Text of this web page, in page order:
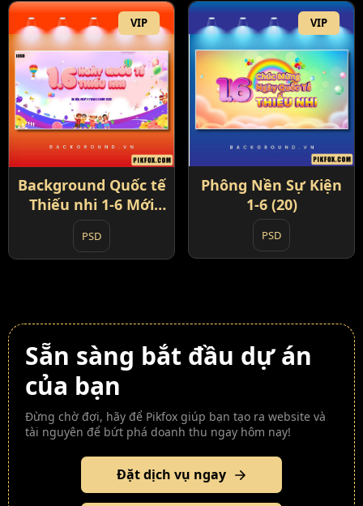
VIP
Background Quốc tế
Thiếu nhi 1-6 Mới
Nhất (19)
PSD
VIP
Phông Nền Sự Kiện
1-6 (20)
PSD
Sẵn sàng bắt đầu dự án
của bạn
Đừng chờ đợi, hãy để Pikfox giúp bạn tạo ra website và
tài nguyên để bứt phá doanh thu ngay hôm nay!
Đặt dịch vụ ngay